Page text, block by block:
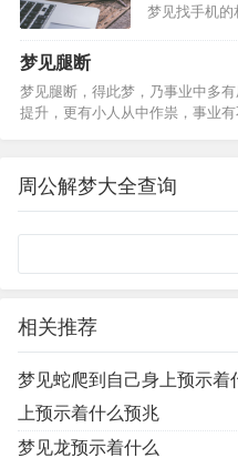
梦见找手机的
欺负我想帮
梦见腿断
梦见腿断，得此梦，乃事业中多
提升，更有小人从中作祟，事业
周公解梦大全查询
相关推荐
梦见蛇爬到自己身上预示着
上预示着什么预兆
梦见龙预示着什么